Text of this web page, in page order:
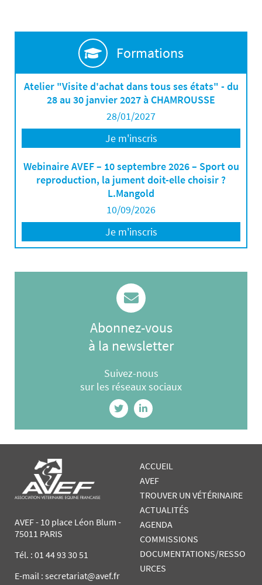
Formations
Atelier "Visite d'achat dans tous ses états" - du
28 au 30 janvier 2027 à CHAMROUSSE
28/01/2027
Je m'inscris
Webinaire AVEF – 10 septembre 2026 – Sport ou
reproduction, la jument doit-elle choisir ?
L.Mangold
10/09/2026
Je m'inscris
Abonnez-vous
à la newsletter
Suivez-nous
sur les réseaux sociaux
AVEF - 10 place Léon Blum -
75011 PARIS
Tél. : 01 44 93 30 51
E-mail : secretariat@avef.fr
ACCUEIL
AVEF
TROUVER UN VÉTÉRINAIRE
ACTUALITÉS
AGENDA
COMMISSIONS
DOCUMENTATIONS/RESSO
URCES